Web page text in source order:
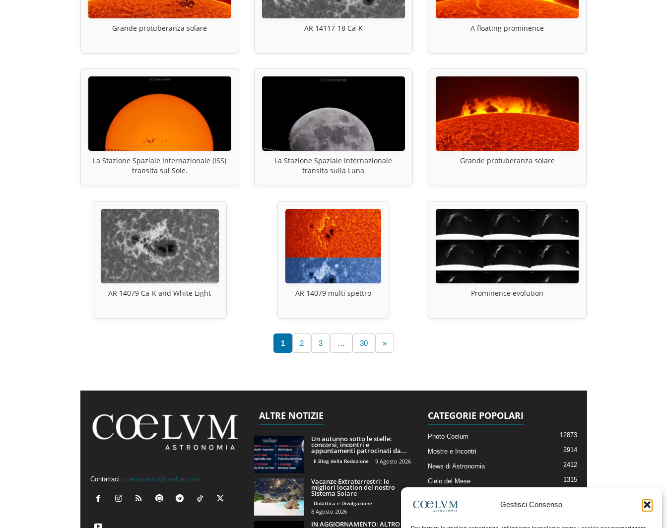
Gestisci Consenso
Grande protuberanza solare AR 14117-18 Ca-K A floating prominence
La Stazione Spaziale Internazionale (ISS)
transita sul Sole.
La Stazione Spaziale Internazionale
transita sulla Luna
Grande protuberanza solare
AR 14079 Ca-K and White Light AR 14079 multi spettro Prominence evolution
1 2 3 … 30 »
Contattaci: coelumastro@coelum.com
ALTRE NOTIZIE
Un autunno sotto le stelle:
concorsi, incontri e
appuntamenti patrocinati da...
Il Blog della Redazione 9 Agosto 2026
Vacanze Extraterrestri: le
migliori location del nostro
Sistema Solare
Didattica e Divulgazione
8 Agosto 2026
IN AGGIORNAMENTO: ALTRO
CATEGORIE POPOLARI
Photo-Coelum 12873
Mostre e Incontri 2914
News di Astronomia 2412
Cielo del Mese 1315
Articoli e Risorse On-Line
Il Blog della Redazione